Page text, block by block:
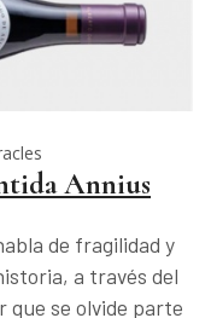
Annius
de fragilidad y
a través del
que se olvide parte